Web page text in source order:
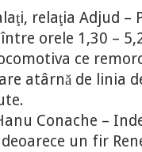
relaţia Adjud
orele 1,30 –
ce
atârnă de linia
Conache –
un fir